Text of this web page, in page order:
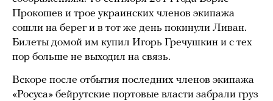
Прокошев и трое украинских членов экипажа
сошли на берег и в тот же день покинули Ливан.
Билеты домой им купил Игорь Гречушкин и с тех
пор больше не выходил на связь.
Вскоре после отбытия последних членов экипажа
«Росуса» бейрутские портовые власти забрали груз